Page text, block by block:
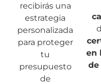
recibirás una
estrategia
personalizada
para proteger
tu
presupuesto
de
en